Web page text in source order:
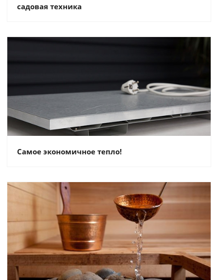
садовая техника
Самое экономичное тепло!